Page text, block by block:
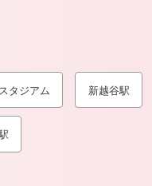
タジアム 新越谷駅